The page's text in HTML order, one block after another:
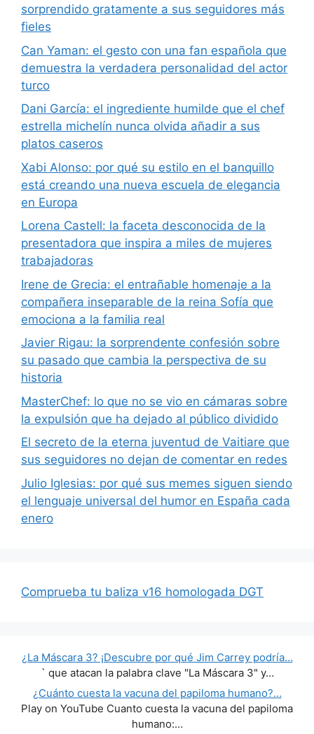
sorprendido gratamente a sus seguidores más
fieles
Can Yaman: el gesto con una fan española que
demuestra la verdadera personalidad del actor
turco
Dani García: el ingrediente humilde que el chef
estrella michelín nunca olvida añadir a sus
platos caseros
Xabi Alonso: por qué su estilo en el banquillo
está creando una nueva escuela de elegancia
en Europa
Lorena Castell: la faceta desconocida de la
presentadora que inspira a miles de mujeres
trabajadoras
Irene de Grecia: el entrañable homenaje a la
compañera inseparable de la reina Sofía que
emociona a la familia real
Javier Rigau: la sorprendente confesión sobre
su pasado que cambia la perspectiva de su
historia
MasterChef: lo que no se vio en cámaras sobre
la expulsión que ha dejado al público dividido
El secreto de la eterna juventud de Vaitiare que
sus seguidores no dejan de comentar en redes
Julio Iglesias: por qué sus memes siguen siendo
el lenguaje universal del humor en España cada
enero
Comprueba tu baliza v16 homologada DGT
¿La Máscara 3? ¡Descubre por qué Jim Carrey podría…
` que atacan la palabra clave "La Máscara 3" y…
¿Cuánto cuesta la vacuna del papiloma humano?…
Play on YouTube Cuanto cuesta la vacuna del papiloma
humano:…